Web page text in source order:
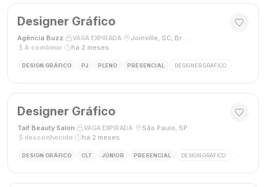
Designer Gráfico
Agência Buzz VAGA EXPIRADA Joinville, SC, Brasil
A combinar
há 2 meses
DESIGN GRÁFICO PJ PLENO PRESENCIAL DESIGNER GRÁFICO
Designer Gráfico
Taif Beauty Salon VAGA EXPIRADA São Paulo, SP
desconhecido
há 2 meses
DESIGN GRÁFICO CLT JÚNIOR PRESENCIAL DESIGN GRÁFICO